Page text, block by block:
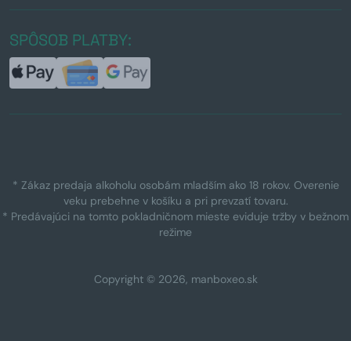
SPÔSOB PLATBY:
* Zákaz predaja alkoholu osobám mladším ako 18 rokov. Overenie
veku prebehne v košíku a pri prevzatí tovaru.
* Predávajúci na tomto pokladničnom mieste eviduje tržby v bežnom
režime
Copyright © 2026, manboxeo.sk